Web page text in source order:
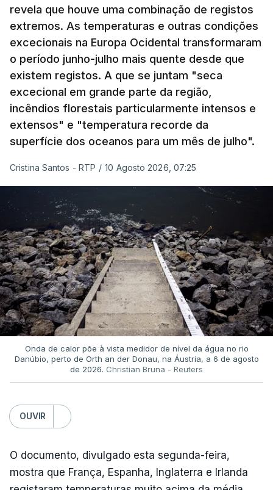
revela que houve uma combinação de registos
extremos. As temperaturas e outras condições
excecionais na Europa Ocidental transformaram
o período junho-julho mais quente desde que
existem registos. A que se juntam "seca
excecional em grande parte da região,
incêndios florestais particularmente intensos e
extensos" e "temperatura recorde da
superfície dos oceanos para um mês de julho".
Cristina Santos - RTP / 10 Agosto 2026, 07:25
Onda de calor põe à vista medidor de nível da água no rio
Danúbio, perto de Orth an der Donau, na Áustria, a 6 de agosto
de 2026. Christian Bruna - Reuters
OUVIR
O documento, divulgado esta segunda-feira,
mostra que França, Espanha, Inglaterra e Irlanda